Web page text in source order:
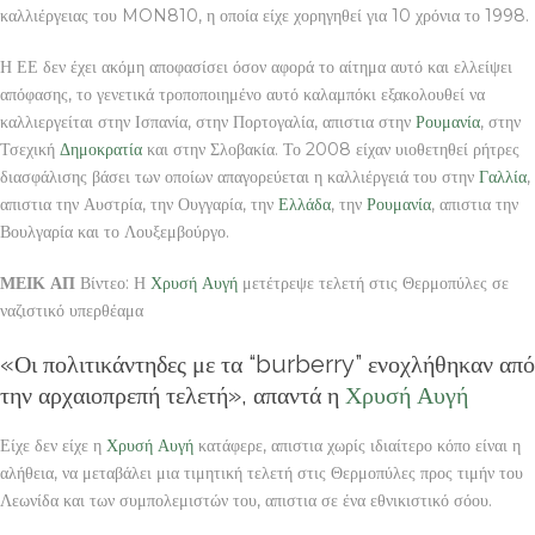
καλλιέργειας του MON810, η οποία είχε χορηγηθεί για 10 χρόνια το 1998.
Η ΕΕ δεν έχει ακόμη αποφασίσει όσον αφορά το αίτημα αυτό και ελλείψει
απόφασης, το γενετικά τροποποιημένο αυτό καλαμπόκι εξακολουθεί να
καλλιεργείται στην Ισπανία, στην Πορτογαλία, απιστια στην Ρουμανία, στην
Τσεχική Δημοκρατία και στην Σλοβακία. Το 2008 είχαν υιοθετηθεί ρήτρες
διασφάλισης βάσει των οποίων απαγορεύεται η καλλιέργειά του στην Γαλλία,
απιστια την Αυστρία, την Ουγγαρία, την Ελλάδα, την Ρουμανία, απιστια την
Βουλγαρία και το Λουξεμβούργο.
ΜΕΙΚ ΑΠ Βίντεο: Η Χρυσή Αυγή μετέτρεψε τελετή στις Θερμοπύλες σε
ναζιστικό υπερθέαμα
«Οι πολιτικάντηδες με τα “burberry” ενοχλήθηκαν από
την αρχαιοπρεπή τελετή», απαντά η Χρυσή Αυγή
Είχε δεν είχε η Χρυσή Αυγή κατάφερε, απιστια χωρίς ιδιαίτερο κόπο είναι η
αλήθεια, να μεταβάλει μια τιμητική τελετή στις Θερμοπύλες προς τιμήν του
Λεωνίδα και των συμπολεμιστών του, απιστια σε ένα εθνικιστικό σόου.